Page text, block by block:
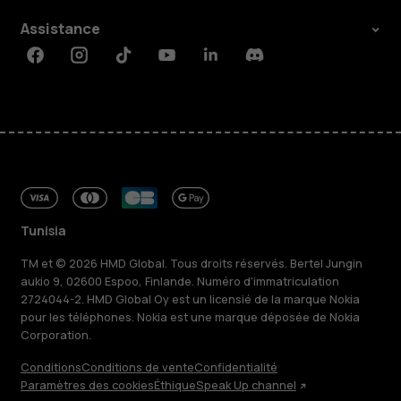
Assistance
FacebookInstagramTiktokYoutubeLinkedinDiscord
Tunisia
TM et © 2026 HMD Global. Tous droits réservés. Bertel Jungin
aukio 9, 02600 Espoo, Finlande. Numéro d'immatriculation
2724044-2. HMD Global Oy est un licensié de la marque Nokia
pour les téléphones. Nokia est une marque déposée de Nokia
Corporation.
ConditionsConditions de venteConfidentialité
Paramètres des cookiesÉthiqueSpeak Up channel